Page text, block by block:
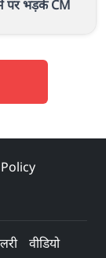
पर भड़के CM
वीडियो